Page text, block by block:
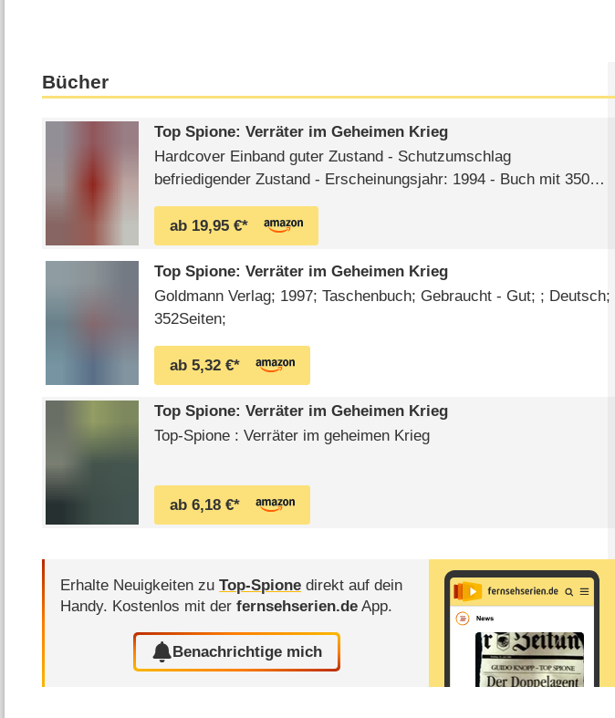
Bücher
Top Spione: Verräter im Geheimen Krieg
Hardcover Einband guter Zustand - Schutzumschlag
befriedigender Zustand - Erscheinungsjahr: 1994 - Buch mit 350
ab 19,95 €*
Top Spione: Verräter im Geheimen Krieg
Goldmann Verlag; 1997; Taschenbuch; Gebraucht - Gut; ; Deutsch;
352Seiten;
ab 5,32 €*
Top Spione: Verräter im Geheimen Krieg
Top-Spione : Verräter im geheimen Krieg
ab 6,18 €*
Erhalte Neuigkeiten zuTop-Spione direkt auf dein
Handy. Kostenlos mit derfernsehserien.de App.
Benachrichtige mich